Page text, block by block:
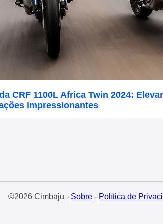
CRF 1100L Africa Twin 2024:
impressionantes
©2026 Cimbaju - Sobre- Política de